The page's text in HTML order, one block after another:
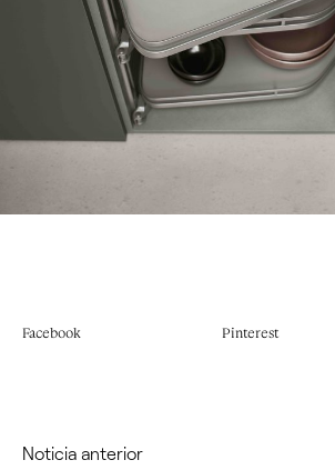
Facebook Pinterest
Noticia anterior